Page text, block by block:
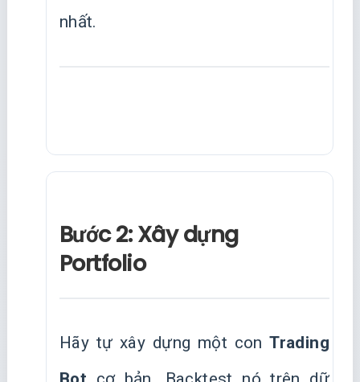
nhất.
Bước 2: Xây dựng
Portfolio
Hãy tự xây dựng một conTrading